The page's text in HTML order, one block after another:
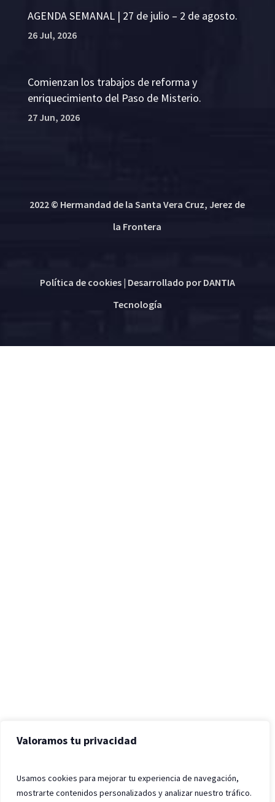
Valoramos tu privacidad
Usamos cookies para mejorar tu experiencia de navegación,
mostrarte contenidos personalizados y analizar nuestro tráfico.
AGENDA SEMANAL | 27 de julio – 2 de agosto.
26 Jul, 2026
Comienzan los trabajos de reforma y
enriquecimiento del Paso de Misterio.
27 Jun, 2026
2022 © Hermandad de la Santa Vera Cruz, Jerez de
la Frontera
Política de cookies| Desarrollado por DANTIA
Tecnología